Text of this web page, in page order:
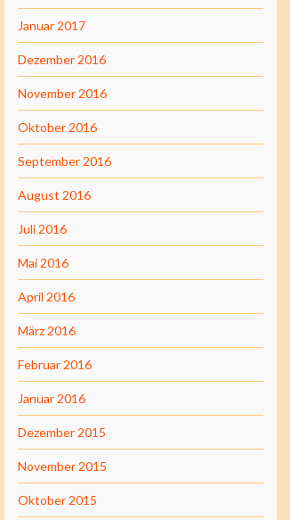
Januar 2017
Dezember 2016
November 2016
Oktober 2016
September 2016
August 2016
Juli 2016
Mai 2016
April 2016
März 2016
Februar 2016
Januar 2016
Dezember 2015
November 2015
Oktober 2015